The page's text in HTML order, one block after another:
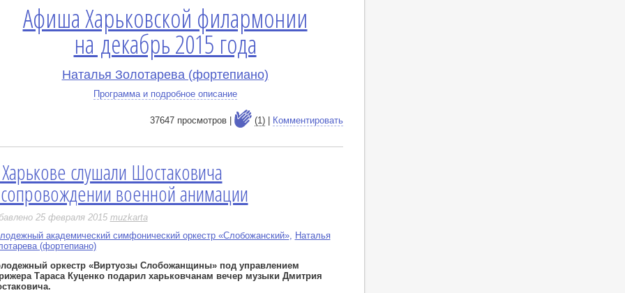
Афиша Харьковской филармонии
на декабрь 2015 года
Наталья Золотарева (фортепиано)
Программа и подробное описание
37647 просмотров | (1)| Комментировать
слушали Шостаковича
военной анимации
25 февраля 2015 muzkarta
академический симфонический оркестр «Слобожанский», Наталья
(фортепиано)
оркестр «Виртуозы Слобожанщины» под управлением
Тараса Куценко подарил харьковчанам вечер музыки Дмитрия